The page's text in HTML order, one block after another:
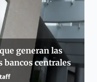
generan las
bancos centrales